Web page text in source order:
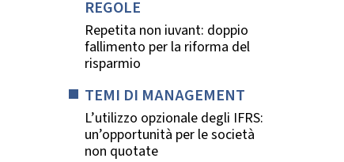
REGOLE
Repetita non iuvant: doppio
fallimento per la riforma del
risparmio
TEMI DI MANAGEMENT
L’utilizzo opzionale degli IFRS:
un’opportunità per le società
non quotate